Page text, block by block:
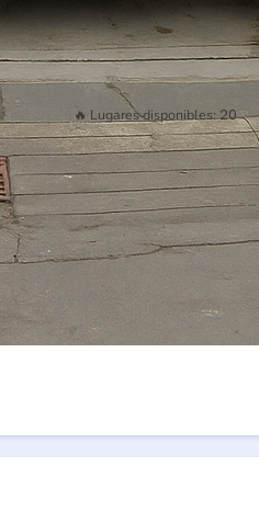
🔥 Lugares disponibles:20